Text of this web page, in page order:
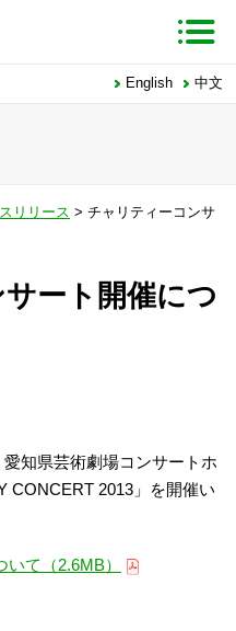
English 中文
リリース > チャリティーコンサ
ート開催につ
知県芸術劇場コンサートホ
CONCERT 2013」を開催い
て（2.6MB）